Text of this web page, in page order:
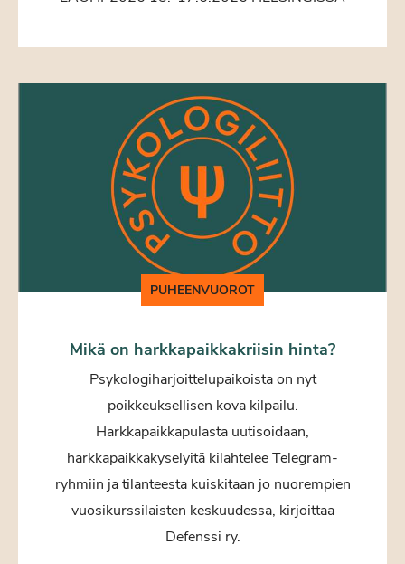
PUHEENVUOROT
Mikä on harkkapaikkakriisin hinta?
Psykologiharjoittelupaikoista on nyt
poikkeuksellisen kova kilpailu.
Harkkapaikkapulasta uutisoidaan,
harkkapaikkakyselyitä kilahtelee Telegram-
ryhmiin ja tilanteesta kuiskitaan jo nuorempien
vuosikurssilaisten keskuudessa, kirjoittaa
Defenssi ry.